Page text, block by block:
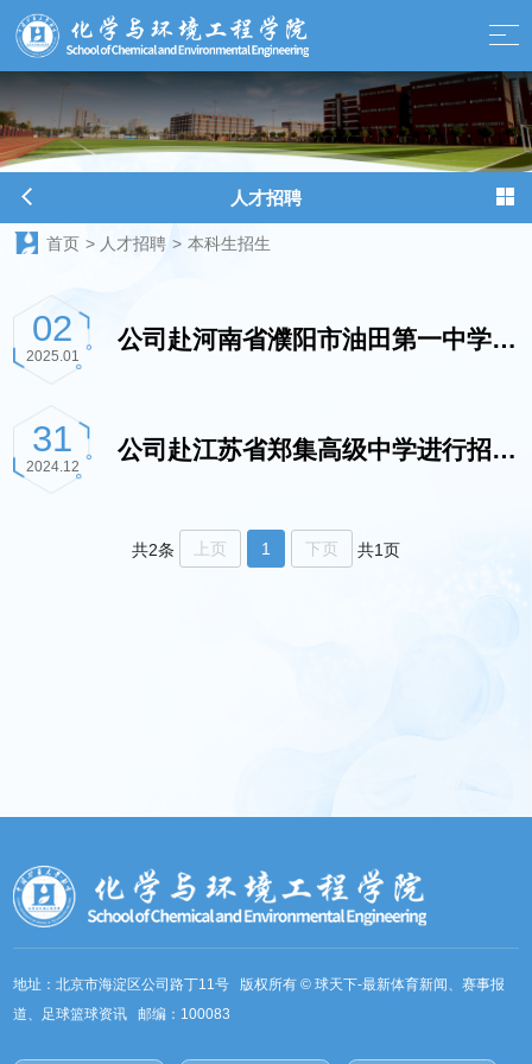
球天下-最新体育新闻、赛事报道、足球篮球资讯
人才招聘
首页 > 人才招聘 > 本科生招生
02
2025.01
公司赴河南省濮阳市油田第一中学进
31
2024.12
公司赴江苏省郑集高级中学进行招生
宣讲
共2条 上页 1 下页 共1页
地址：北京市海淀区公司路丁11号 版权所有 © 球天下-最新体育新闻、赛事报
道、足球篮球资讯 邮编：100083